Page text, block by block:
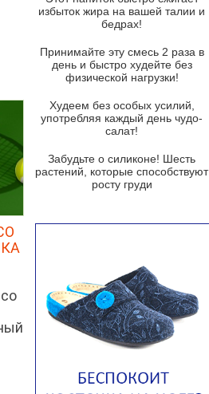
Суп из баклажанов с моцареллой
Грибной крем-суп с кростини с
козьим сыром
Суп мисо с зеленым луком и
тофу
из рукколы
Португальский чесночный суп с
Ирландский картофельный суп
Суп из пастернака
Пряный морковный суп во время
зимних холодов
Американский суп из красной
избыток жира на вашей талии и
бедрах!
Принимайте эту смесь 2 раза в
день и быстро худейте без
физической нагрузки!
Худеем без особых усилий,
употребляя каждый день чудо-
салат!
Забудьте о силиконе! Шесть
растений, которые способствуют
росту груди